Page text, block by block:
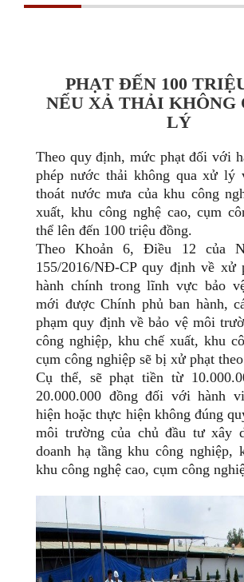
PHẠT ĐẾN 100
NẾU XẢ THẢI KHÔNG
LÝ
Theo quy định, mức phạt đối với
phép nước thải không qua xử lý
thoát nước mưa của khu công
xuất, khu công nghệ cao, cụm
thể lên đến 100 triệu đồng.
Theo Khoản 6, Điều 12 của
155/2016/NĐ-CP quy định về xử
hành chính trong lĩnh vực bảo
mới được Chính phủ ban hành,
phạm quy định về bảo vệ môi
công nghiệp, khu chế xuất, khu
cụm công nghiệp sẽ bị xử phạt
Cụ thể, sẽ phạt tiền từ
20.000.000 đồng đối với hành
hiện hoặc thực hiện không đúng
môi trường của chủ đầu tư xây
doanh hạ tầng khu công nghiệp,
khu công nghệ cao, cụm công